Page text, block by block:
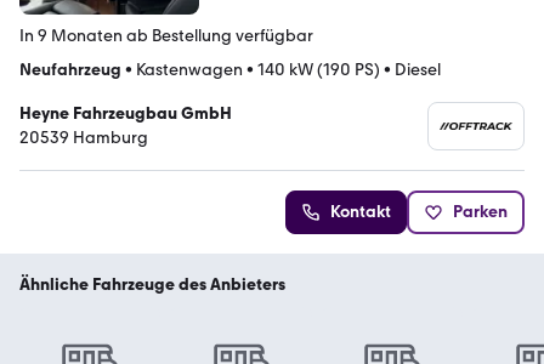
In 9 Monaten ab Bestellung verfügbar
Neufahrzeug • Kastenwagen • 140 kW (190 PS) • Diesel
Heyne Fahrzeugbau GmbH
20539 Hamburg
Kontakt Parken
Ähnliche Fahrzeuge des Anbieters